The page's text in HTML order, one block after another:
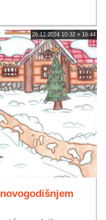
26.12.2024 10:32 » 10:44